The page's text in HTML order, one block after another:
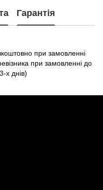
Гарантія
при замовленні
при замовленні до
х днів)